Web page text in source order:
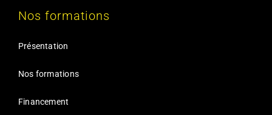
Nos formations
Présentation
Nos formations
Financement